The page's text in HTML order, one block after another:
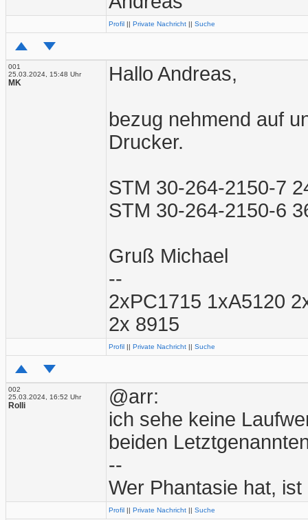
Profil || Private Nachricht || Suche
001
25.03.2024, 15:48 Uhr
MK Hallo Andreas,
bezug nehmend auf
Drucker.
STM 30-264-2150-7
STM 30-264-2150-6
Gruß Michael
--
2xPC1715 1xA5120
2x 8915
Profil || Private Nachricht || Suche
002
25.03.2024, 16:52 Uhr
Rolli
@arr:
ich sehe keine
beiden
--
Wer Phantasie hat,
Profil || Private Nachricht || Suche